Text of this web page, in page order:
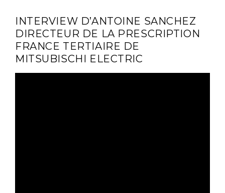
INTERVIEW D’ANTOINE SANCHEZ
DIRECTEUR DE LA PRESCRIPTION
FRANCE TERTIAIRE DE
MITSUBISCHI ELECTRIC